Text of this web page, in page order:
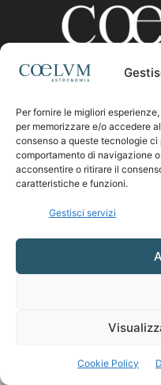
Per fornire le migliori
per memorizzare e/o accedere
consenso a queste tecnologie
comportamento di navigazione
acconsentire o ritirare il
caratteristiche e funzioni.
Gestisci servizi
Cookie Policy
Contattaci: